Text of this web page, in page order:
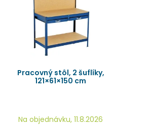
Pracovný stôl, 2 šuflíky,
121×61×150 cm
Na objednávku, 11.8.2026